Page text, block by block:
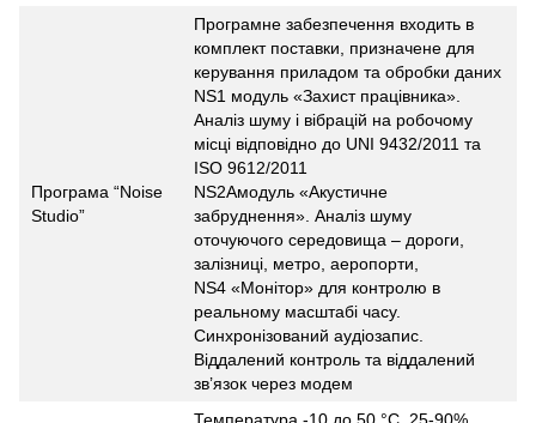
Програма “Noise
Studio”
Програмне забезпечення входить в
комплект поставки, призначене для
керування приладом та обробки даних
NS1 модуль «Захист працівника».
Аналіз шуму і вібрацій на робочому
місці відповідно до UNI 9432/2011 та
ISO 9612/2011
NS2Aмодуль «Акустичне
забруднення». Аналіз шуму
оточуючого середовища – дороги,
залізниці, метро, аеропорти,
NS4 «Монітор» для контролю в
реальному масштабі часу.
Синхронізований аудіозапис.
Віддалений контроль та віддалений
зв’язок через модем